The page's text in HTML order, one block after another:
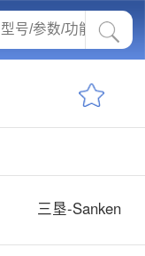
三垦-Sanken